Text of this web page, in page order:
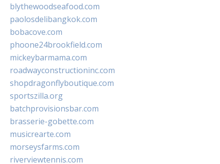
blythewoodseafood.com
paolosdelibangkok.com
bobacove.com
phoone24brookfield.com
mickeybarmama.com
roadwayconstructioninc.com
shopdragonflyboutique.com
sportszilla.org
batchprovisionsbar.com
brasserie-gobette.com
musicrearte.com
morseysfarms.com
riverviewtennis.com